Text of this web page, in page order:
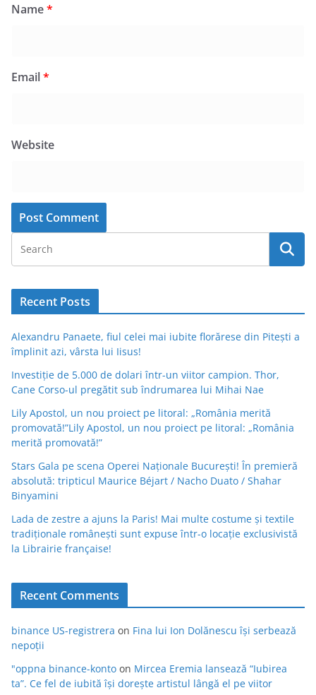
Name*
Email*
Website
Recent Posts
Alexandru Panaete, fiul celei mai iubite florărese din Pitești a
împlinit azi, vârsta lui Iisus!
Investiție de 5.000 de dolari într-un viitor campion. Thor,
Cane Corso-ul pregătit sub îndrumarea lui Mihai Nae
Lily Apostol, un nou proiect pe litoral: „România merită
promovată!”Lily Apostol, un nou proiect pe litoral: „România
merită promovată!”
Stars Gala pe scena Operei Naționale București! În premieră
absolută: tripticul Maurice Béjart / Nacho Duato / Shahar
Binyamini
Lada de zestre a ajuns la Paris! Mai multe costume și textile
tradiționale românești sunt expuse într-o locație exclusivistă
la Librairie française!
Recent Comments
binance US-registrera on Fina lui Ion Dolănescu își serbează
nepoții
"oppna binance-konto on Mircea Eremia lansează “Iubirea
ta”. Ce fel de iubită își dorește artistul lângă el pe viitor